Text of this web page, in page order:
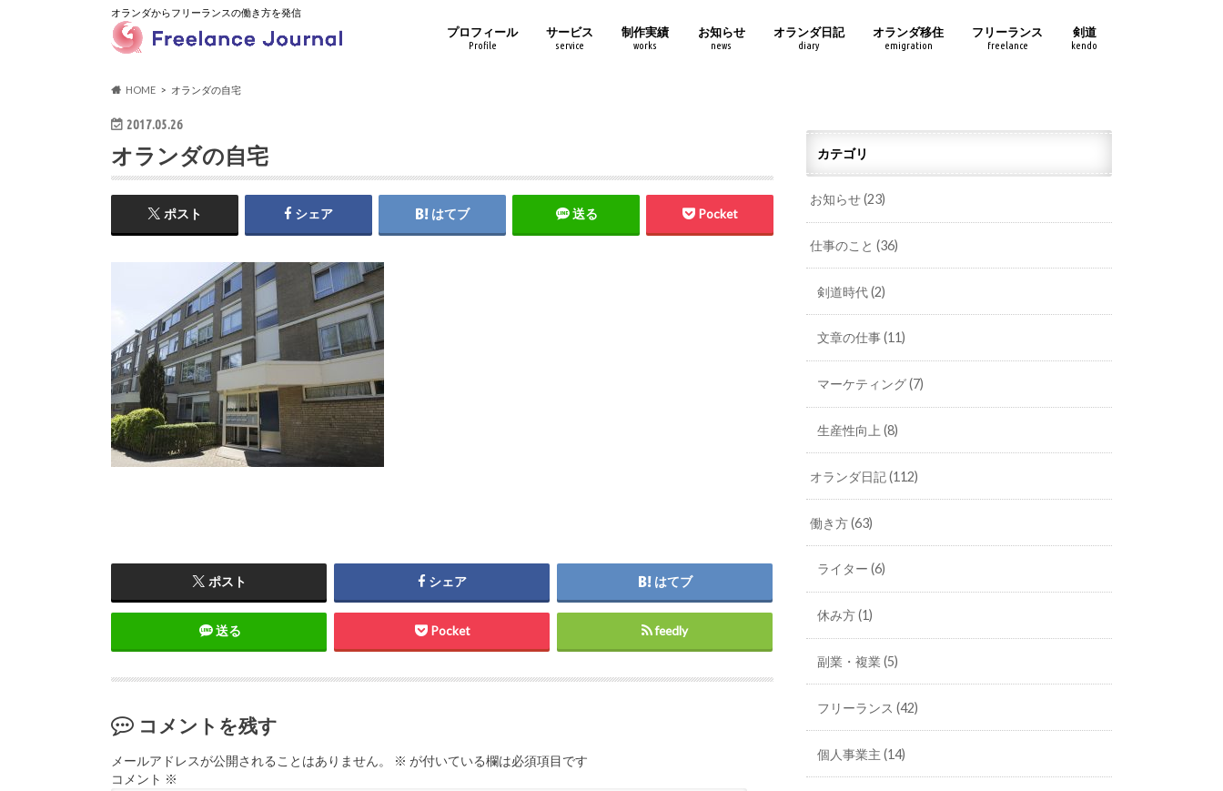
オランダからフリーランスの働き方を発信
プロフィール
Profile
サービス
service
制作実績
works
お知らせ
news
オランダ日記
diary
オランダ移住
emigration
フリーランス
freelance
剣道
kendo
HOME オランダの自宅
2017.05.26
オランダの自宅
ポスト シェア はてブ 送る Pocket
ポスト シェア はてブ
送る Pocket feedly
コメントを残す
メールアドレスが公開されることはありません。 ※ が付いている欄は必須項目です
コメント ※
カテゴリ
お知らせ(23)
仕事のこと(36)
剣道時代(2)
文章の仕事(11)
マーケティング(7)
生産性向上 (8)
オランダ日記(112)
働き方(63)
ライター (6)
休み方(1)
副業・複業 (5)
フリーランス (42)
個人事業主 (14)